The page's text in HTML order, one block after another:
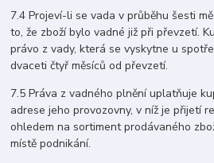
7.4 Projeví-li se vada v průběhu šesti
to, že zboží bylo vadné již při převzetí.
právo z vady, která se vyskytne u
dvaceti čtyř měsíců od převzetí.
7.5 Práva z vadného plnění uplatňuje
adrese jeho provozovny, v níž je přijetí
ohledem na sortiment prodávaného
místě podnikání.